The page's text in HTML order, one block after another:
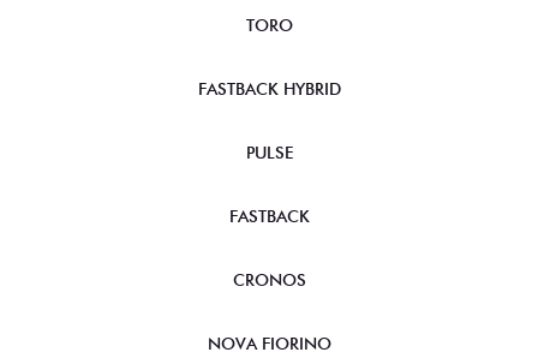
TORO
FASTBACK HYBRID
PULSE
FASTBACK
CRONOS
NOVA FIORINO